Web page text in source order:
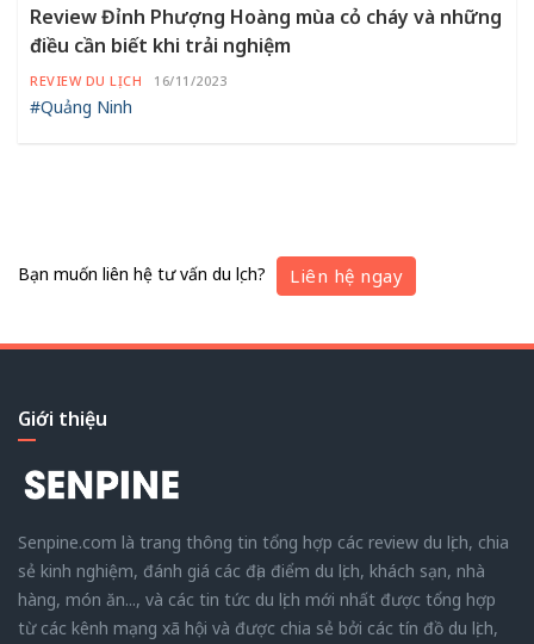
Review Đỉnh Phượng Hoàng mùa cỏ cháy và những
điều cần biết khi trải nghiệm
REVIEW DU LỊCH 16/11/2023
#Quảng Ninh
Bạn muốn liên hệ tư vấn du lịch? Liên hệ ngay
Giới thiệu
Senpine.com là trang thông tin tổng hợp các review du lịch, chia
sẻ kinh nghiệm, đánh giá các địa điểm du lịch, khách sạn, nhà
hàng, món ăn..., và các tin tức du lịch mới nhất được tổng hợp
từ các kênh mạng xã hội và được chia sẻ bởi các tín đồ du lịch,